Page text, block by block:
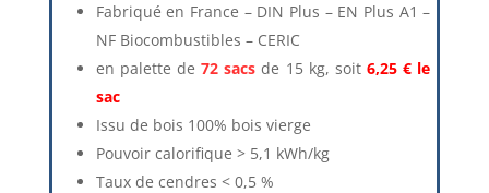
Fabriqué en France – DIN Plus – EN Plus A1 –
NF Biocombustibles – CERIC
en palette de72 sacs de 15 kg, soit 6,25 € le
sac
Issu de bois 100% bois vierge
Pouvoir calorifique > 5,1 kWh/kg
Taux de cendres < 0,5 %